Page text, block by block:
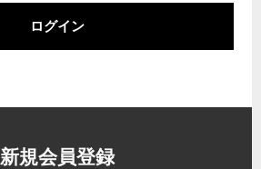
ログイン
新規会員登録